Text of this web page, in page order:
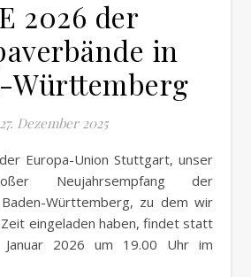
2026 der
in
Württemberg
27. Dezember 2025
Neujahrsempfang der
Württemberg, zu dem wir
eingeladen haben, findet statt
2026 um 19.00 Uhr im